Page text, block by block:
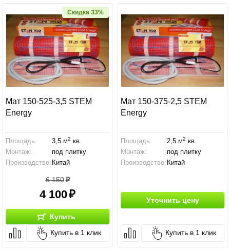
Скидка 33%
Мат 150-525-3,5 STEM
Energy
Площадь: 3,5 м2 кв
Монтаж:
под плитку
Производство: Китай
6 150
4 100
Купить
Купить в 1 клик
Мат 150-375-2,5 STEM
Energy
Площадь: 2,5 м2 кв
Монтаж:
под плитку
Производство: Китай
Уточнить цену
Купить в 1 клик